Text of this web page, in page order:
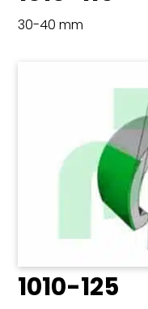
30-40 mm
1010-125